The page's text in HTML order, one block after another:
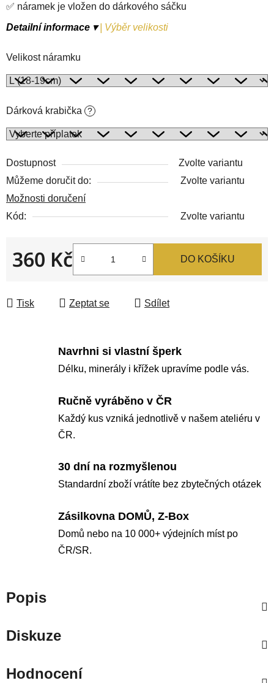
✅ náramek je vložen do dárkového sáčku
Detailní informace ▾
Výběr velikosti
Velikost náramku
Dárková krabička ?
Dostupnost
Zvolte variantu
Můžeme doručit do:
Zvolte variantu
Možnosti doručení
Kód:
Zvolte variantu
360 Kč DO KOŠÍKU
Tisk Zeptat se Sdílet
Navrhni si vlastní šperk
Délku, minerály i křížek upravíme podle vás.
Ručně vyráběno v ČR
Každý kus vzniká jednotlivě v našem ateliéru v
ČR.
30 dní na rozmyšlenou
Standardní zboží vrátíte bez zbytečných otázek
Zásilkovna DOMŮ, Z-Box
Domů nebo na 10 000+ výdejních míst po
ČR/SR.
Popis
Diskuze
Hodnocení